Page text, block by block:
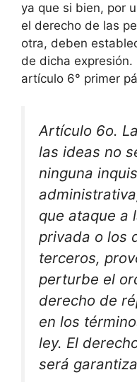
ya que si bien, por
el derecho de las
otra, deben
de dicha
artículo 6° primer
Artículo 6o.
las ideas no
ninguna
que ataque a
privada o los
terceros,
perturbe el
derecho de
en los
ley. El
será